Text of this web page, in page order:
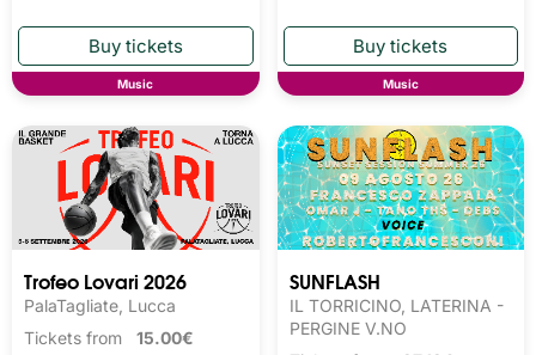
Music Music
Trofeo Lovari 2026
PalaTagliate, Lucca
Tickets from 15.00€
SUNFLASH
IL TORRICINO, LATERINA -
PERGINE V.NO